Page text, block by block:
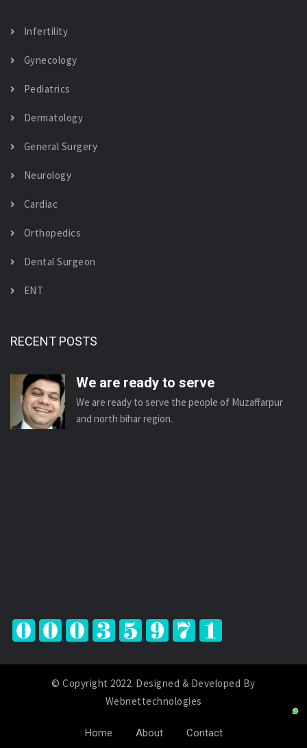
Infertility
Gynecology
Pediatrics
Dermatology
General Surgery
Neurology
Cardiac
Orthopedics
Dental Surgeon
ENT
RECENT POSTS
We are ready to serve
We are ready to serve the people of Muzaffarpur
and north bihar region.
© Copyright 2022. Designed & Developed By
Webnettechnologies
Home About Contact